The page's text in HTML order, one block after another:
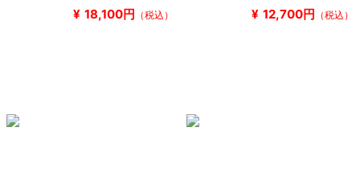
¥ 18,100円 （税込） ¥ 12,700円 （税込）